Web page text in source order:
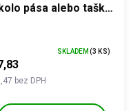
pása alebo taška
bez DPH
SKLADEM (3 KS)